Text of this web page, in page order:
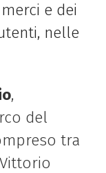
e dei
nelle
,
del
tra